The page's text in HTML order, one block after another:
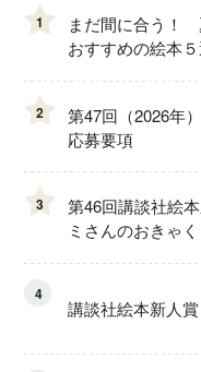
1
まだ間に合う！
おすすめの絵本
2
第47回（2026
応募要項
3
第46回講談社絵
ミさんのおきゃ
4
講談社絵本新人